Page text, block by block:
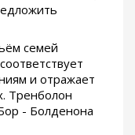
семей
и отражает
Тренболон
- Болденона